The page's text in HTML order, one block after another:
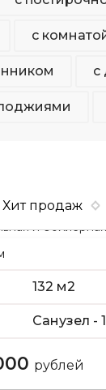
с
с
Хит продаж
и
крыша
132 м2
Санузел - 1
рублей